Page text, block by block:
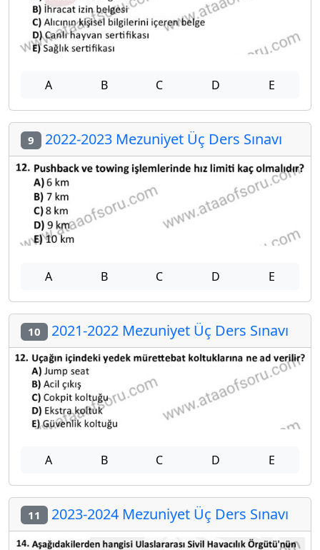
A B C D E
9 2022-2023 Mezuniyet Üç Ders Sınavı
A B C D E
10 2021-2022 Mezuniyet Üç Ders Sınavı
A B C D E
11 2023-2024 Mezuniyet Üç Ders Sınavı